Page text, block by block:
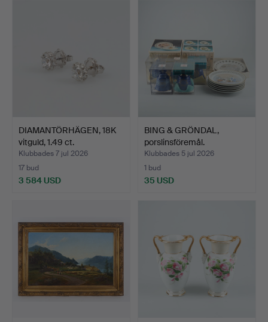
DIAMANTÖRHÄGEN, 18K
vitguld, 1.49 ct.
Klubbades 7 jul 2026
17 bud
3 584 USD
BING & GRÖNDAL,
porslinsföremål.
Klubbades 5 jul 2026
1 bud
35 USD